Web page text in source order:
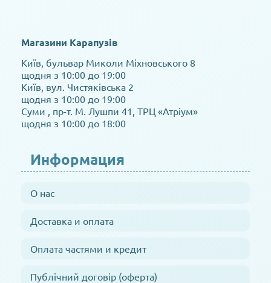
Магазини Карапузів
Київ, бульвар Миколи Міхновського 8
щодня з 10:00 до 19:00
Київ, вул. Чистяківська 2
щодня з 10:00 до 19:00
Суми , пр-т. М. Лушпи 41, ТРЦ «Атріум»
щодня з 10:00 до 18:00
Информация
О нас
Доставка и оплата
Оплата частями и кредит
Публічний договір (оферта)